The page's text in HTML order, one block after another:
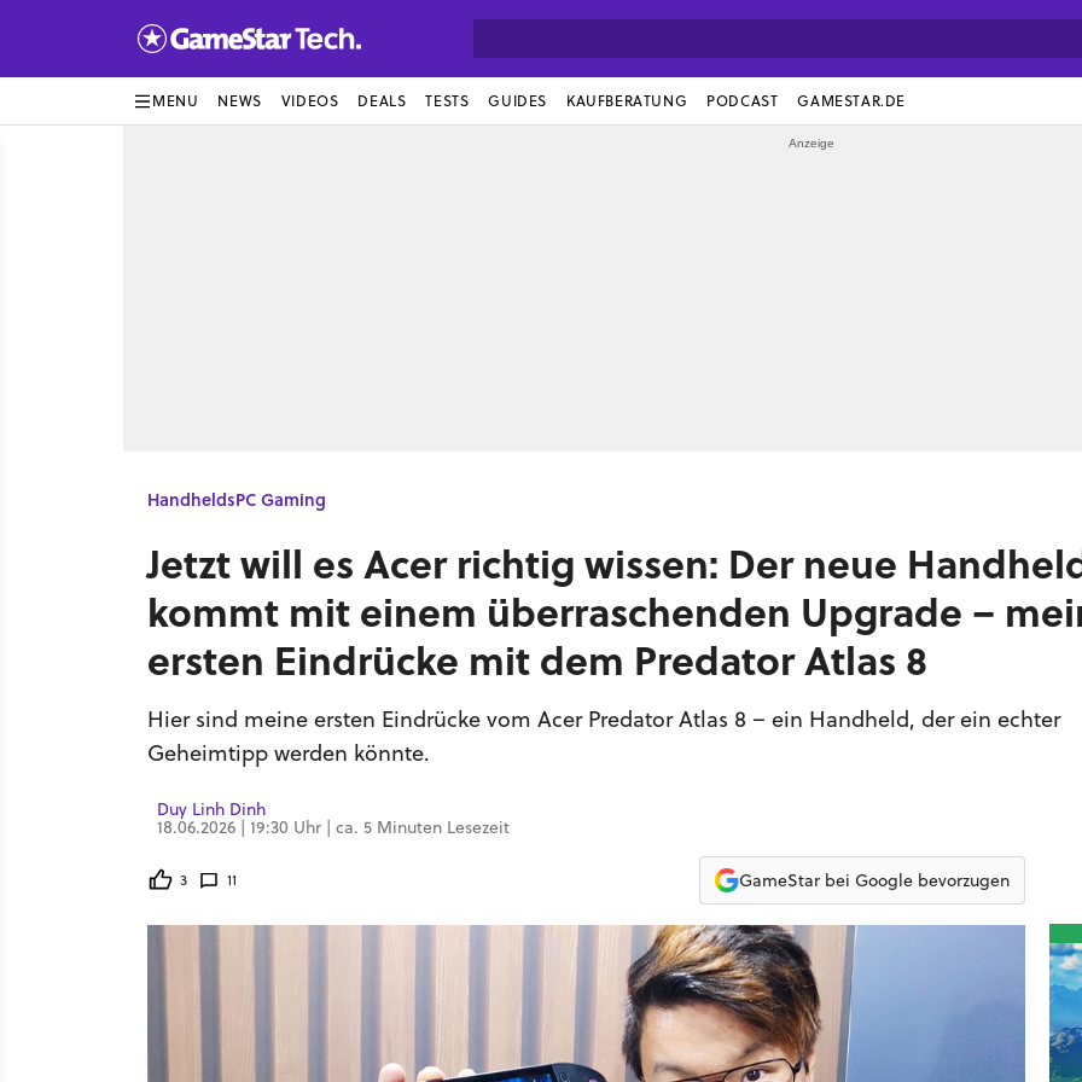
MENU NEWS VIDEOS DEALS TESTS GUIDES KAUFBERATUNG PODCAST GAMESTAR.DE
HandheldsPC Gaming
Jetzt will es Acer richtig wissen: Der neue
kommt mit einem überraschenden Upgrade –
ersten Eindrücke mit dem Predator Atlas 8
Hier sind meine ersten Eindrücke vom Acer Predator Atlas 8 – ein Handheld, der ein echter
Geheimtipp werden könnte.
Duy Linh Dinh
18.06.2026 | 19:30 Uhr | ca. 5 Minuten Lesezeit
3 11 GameStar bei Google bevorzugen